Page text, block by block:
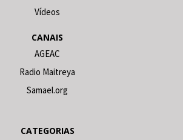
Vídeos
CANAIS
AGEAC
Radio Maitreya
Samael.org
CATEGORIAS